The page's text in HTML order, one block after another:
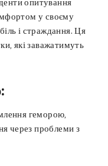
у своєму
і страждання. Ця
які заважатимуть
геморою,
через проблеми з